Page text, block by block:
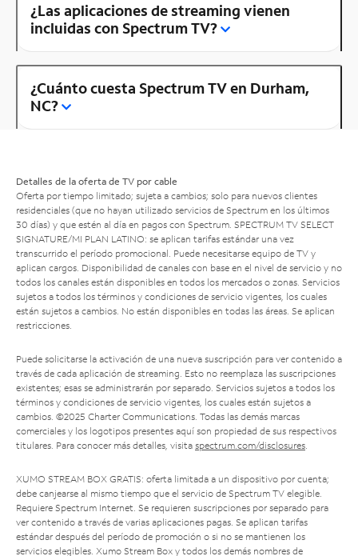
¿Las aplicaciones de streaming vienen
incluidas con Spectrum TV?
¿Cuánto cuesta Spectrum TV en Durham,
NC?
Detalles de la oferta de TV por cable
Oferta por tiempo limitado; sujeta a cambios; solo para nuevos clientes
residenciales (que no hayan utilizado servicios de Spectrum en los últimos
30 días) y que estén al día en pagos con Spectrum. SPECTRUM TV SELECT
SIGNATURE/MI PLAN LATINO: se aplican tarifas estándar una vez
transcurrido el período promocional. Puede necesitarse equipo de TV y
aplican cargos. Disponibilidad de canales con base en el nivel de servicio y no
todos los canales están disponibles en todos los mercados o zonas. Servicios
sujetos a todos los términos y condiciones de servicio vigentes, los cuales
están sujetos a cambios. No están disponibles en todas las áreas. Se aplican
restricciones.
Puede solicitarse la activación de una nueva suscripción para ver contenido a
través de cada aplicación de streaming. Esto no reemplaza las suscripciones
existentes; esas se administrarán por separado. Servicios sujetos a todos los
términos y condiciones de servicio vigentes, los cuales están sujetos a
cambios. ©2025 Charter Communications. Todas las demás marcas
comerciales y los logotipos presentes aquí son propiedad de sus respectivos
titulares. Para conocer más detalles, visita spectrum.com/disclosures.
XUMO STREAM BOX GRATIS: oferta limitada a un dispositivo por cuenta;
debe canjearse al mismo tiempo que el servicio de Spectrum TV elegible.
Requiere Spectrum Internet. Se requieren suscripciones por separado para
ver contenido a través de varias aplicaciones pagas. Se aplican tarifas
estándar después del período de promoción o si no se mantienen los
servicios elegibles. Xumo Stream Box y todos los demás nombres de